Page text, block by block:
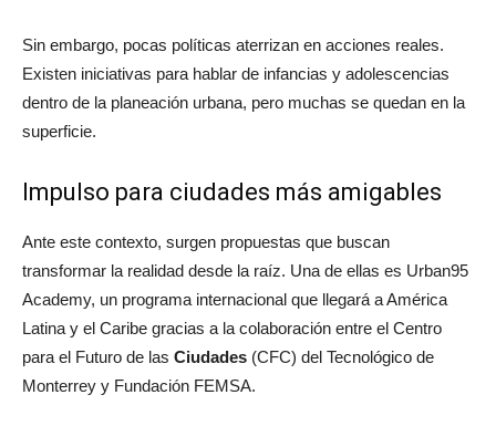
Sin embargo, pocas políticas aterrizan en acciones reales.
Existen iniciativas para hablar de infancias y adolescencias
dentro de la planeación urbana, pero muchas se quedan en la
superficie.
Impulso para ciudades más amigables
Ante este contexto, surgen propuestas que buscan
transformar la realidad desde la raíz. Una de ellas es Urban95
Academy, un programa internacional que llegará a América
Latina y el Caribe gracias a la colaboración entre el Centro
para el Futuro de las Ciudades (CFC) del Tecnológico de
Monterrey y Fundación FEMSA.